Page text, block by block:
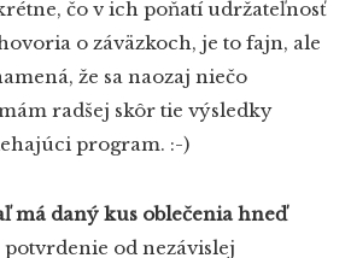
čo v ich poňatí udržateľnosť
o záväzkoch, je to fajn, ale
že sa naozaj niečo
radšej skôr tie výsledky
program. :-)
má daný kus oblečenia hneď
potvrdenie od nezávislej